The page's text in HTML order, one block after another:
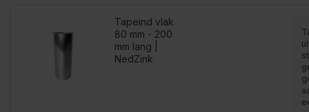
Tapeind vlak
80 mm - 200
mm lang |
NedZink